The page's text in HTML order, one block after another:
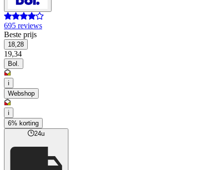
695 reviews
Beste prijs
18,28
19,34
Bol.
i
Webshop
i
6% korting
24u